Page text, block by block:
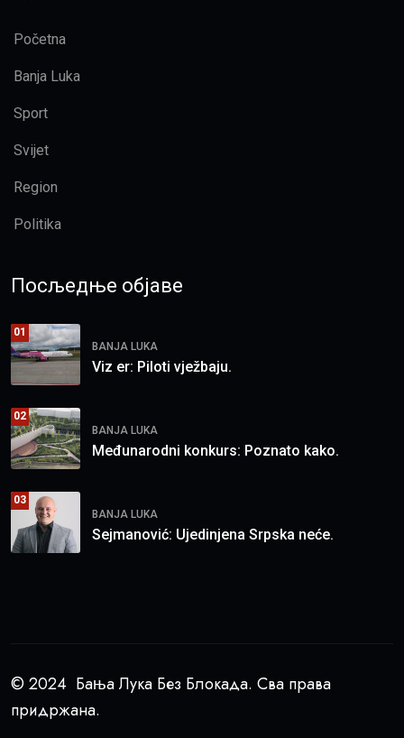
Početna
Banja Luka
Sport
Svijet
Region
Politika
Посљедње објаве
01
BANJA LUKA
Viz er: Piloti vježbaju.
02
BANJA LUKA
Međunarodni konkurs: Poznato kako.
03
BANJA LUKA
Sejmanović: Ujedinjena Srpska neće.
© 2024 Бања Лука Без Блокада. Сва права
придржана.